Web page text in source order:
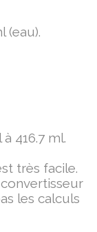
(eau).
416.7 ml.
très facile.
les calculs